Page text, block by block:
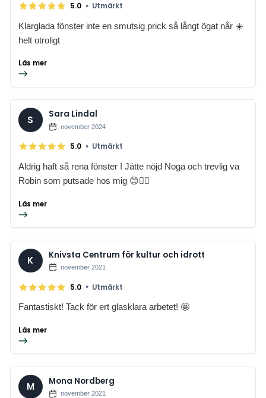
5.0 • Utmärkt
Klarglada fönster inte en smutsig prick så långt ögat når ☀️
helt otroligt
Läs mer
S Sara Lindal
november 2024
5.0 • Utmärkt
Aldrig haft så rena fönster ! Jätte nöjd Noga och trevlig va
Robin som putsade hos mig 😊👍🏼
Läs mer
K Knivsta Centrum för kultur och idrott
november 2021
5.0 • Utmärkt
Fantastiskt! Tack för ert glasklara arbetet! 🤩
Läs mer
M Mona Nordberg
november 2021